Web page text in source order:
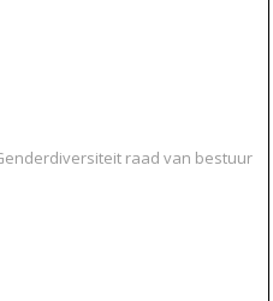
raad van bestuur